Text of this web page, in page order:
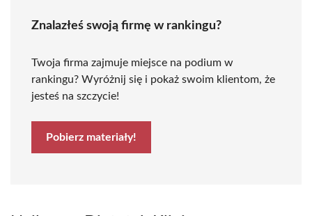
Znalazłeś swoją firmę w rankingu?
Twoja firma zajmuje miejsce na podium w
rankingu? Wyróżnij się i pokaż swoim klientom, że
jesteś na szczycie!
Pobierz materiały!